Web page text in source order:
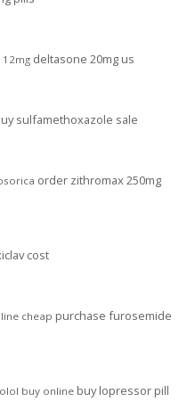
deltasone 20mg us
sulfamethoxazole sale
order zithromax 250mg
cost
cheap purchase furosemide
buy online buy lopressor pill